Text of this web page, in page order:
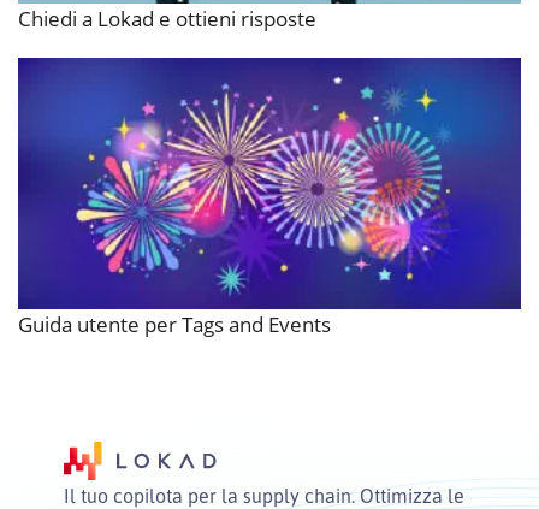
Chiedi a Lokad e ottieni risposte
Guida utente per Tags and Events
Il tuo copilota per la supply chain. Ottimizza le